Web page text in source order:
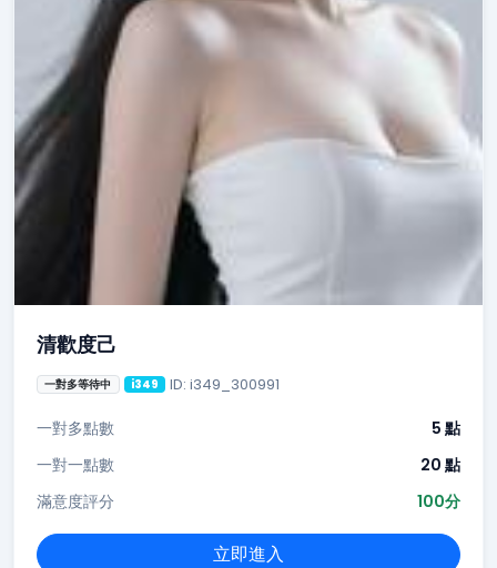
清歡度己
一對多等待中 i349 ID: i349_300991
一對多點數
5 點
一對一點數
20 點
滿意度評分
100分
立即進入